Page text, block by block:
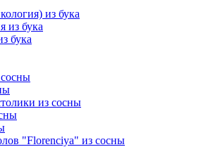
из бука
из бука
бука
из сосны
"Florenciya" из сосны